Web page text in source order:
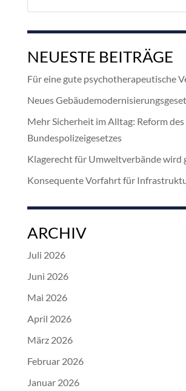
NEUESTE BEITRÄGE
Für eine gute psychotherapeutische
Neues
Mehr Sicherheit im Alltag: Reform des
Bundespolizeigesetzes
Klagerecht für Umweltverbände wird
Konsequente Vorfahrt für
ARCHIV
Juli 2026
Juni 2026
Mai 2026
April 2026
März 2026
Februar 2026
Januar 2026